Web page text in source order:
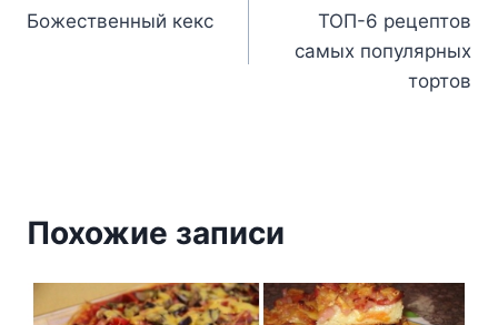
по
Божественный кекс
ТОП-6 рецептов
самых популярных
тортов
Похожие записи